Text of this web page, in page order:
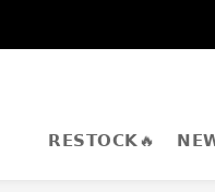
𝗥𝗘𝗦𝗧𝗢𝗖𝗞🔥